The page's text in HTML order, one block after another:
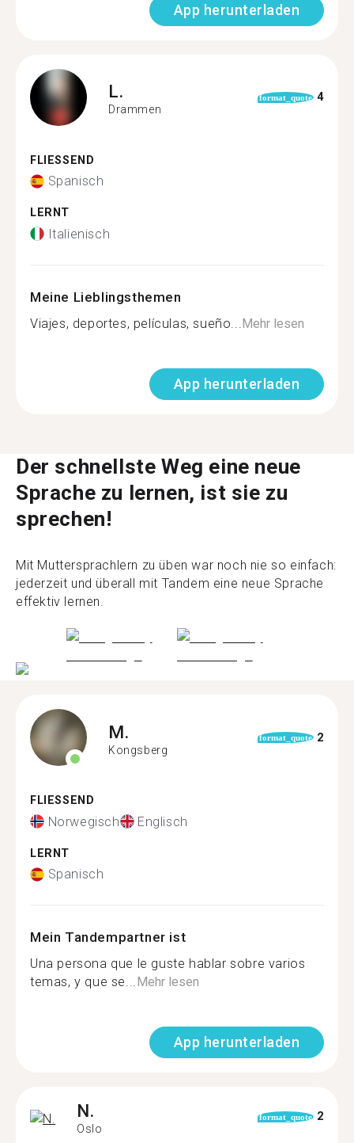
App herunterladen
L.
Drammen
format_quote 4
FLIESSEND
Spanisch
LERNT
Italienisch
Meine Lieblingsthemen
Viajes, deportes, películas, sueño... Mehr lesen
App herunterladen
Der schnellste Weg eine neue
Sprache zu lernen, ist sie zu
sprechen!
Mit Muttersprachlern zu üben war noch nie so einfach:
jederzeit und überall mit Tandem eine neue Sprache
effektiv lernen.
M.
Kongsberg
format_quote 2
FLIESSEND
Norwegisch Englisch
LERNT
Spanisch
Mein Tandempartner ist
Una persona que le guste hablar sobre varios
temas, y que se...Mehr lesen
App herunterladen
N.
Oslo
format_quote 2